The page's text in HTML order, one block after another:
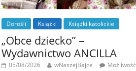
Dorośli Książki Książki katolickie
„Obce dziecko” –
Wydawnictwo ANCILLA
05/08/2026 wNaszejBajce
Możliwość